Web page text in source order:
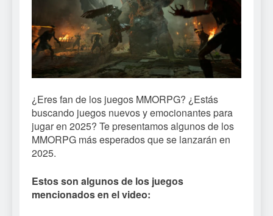
¿Eres fan de los juegos MMORPG? ¿Estás
buscando juegos nuevos y emocionantes para
jugar en 2025? Te presentamos algunos de los
MMORPG más esperados que se lanzarán en
2025.
Estos son algunos de los juegos
mencionados en el video: